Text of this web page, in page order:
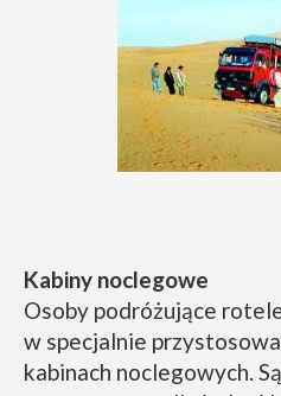
Kabiny noclegowe
Osoby podróżujące
w specjalnie
kabinach noclegowych.